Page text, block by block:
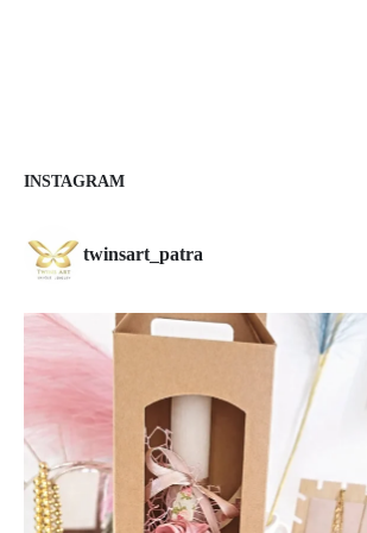
INSTAGRAM
twinsart_patra